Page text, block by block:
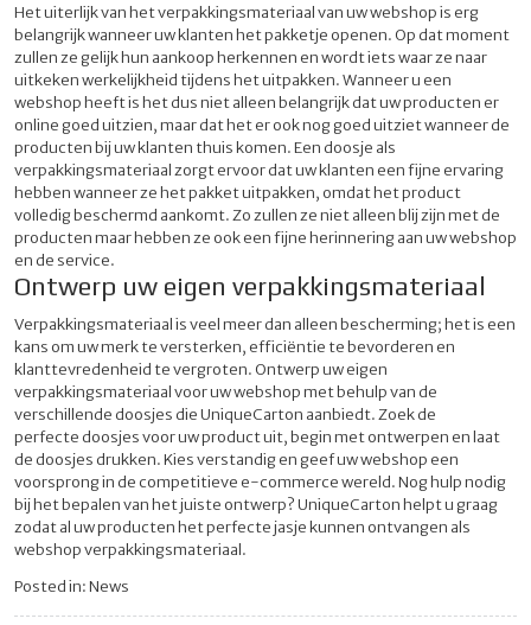
Het uiterlijk van het verpakkingsmateriaal van uw webshop is erg
belangrijk wanneer uw klanten het pakketje openen. Op dat moment
zullen ze gelijk hun aankoop herkennen en wordt iets waar ze naar
uitkeken werkelijkheid tijdens het uitpakken. Wanneer u een
webshop heeft is het dus niet alleen belangrijk dat uw producten er
online goed uitzien, maar dat het er ook nog goed uitziet wanneer de
producten bij uw klanten thuis komen. Een doosje als
verpakkingsmateriaal zorgt ervoor dat uw klanten een fijne ervaring
hebben wanneer ze het pakket uitpakken, omdat het product
volledig beschermd aankomt. Zo zullen ze niet alleen blij zijn met de
producten maar hebben ze ook een fijne herinnering aan uw webshop
en de service.
Ontwerp uw eigen verpakkingsmateriaal
Verpakkingsmateriaal is veel meer dan alleen bescherming; het is een
kans om uw merk te versterken, efficiëntie te bevorderen en
klanttevredenheid te vergroten. Ontwerp uw eigen
verpakkingsmateriaal voor uw webshop met behulp van de
verschillende doosjes die UniqueCarton aanbiedt. Zoek de
perfecte doosjesvoor uw product uit, begin met ontwerpen en laat
de doosjes drukken. Kies verstandig en geef uw webshop een
voorsprong in de competitieve e-commerce wereld. Nog hulp nodig
bij het bepalen van hetjuiste ontwerp? UniqueCarton helpt u graag
zodat al uw producten het perfecte jasje kunnen ontvangen als
webshop verpakkingsmateriaal.
Posted in:News